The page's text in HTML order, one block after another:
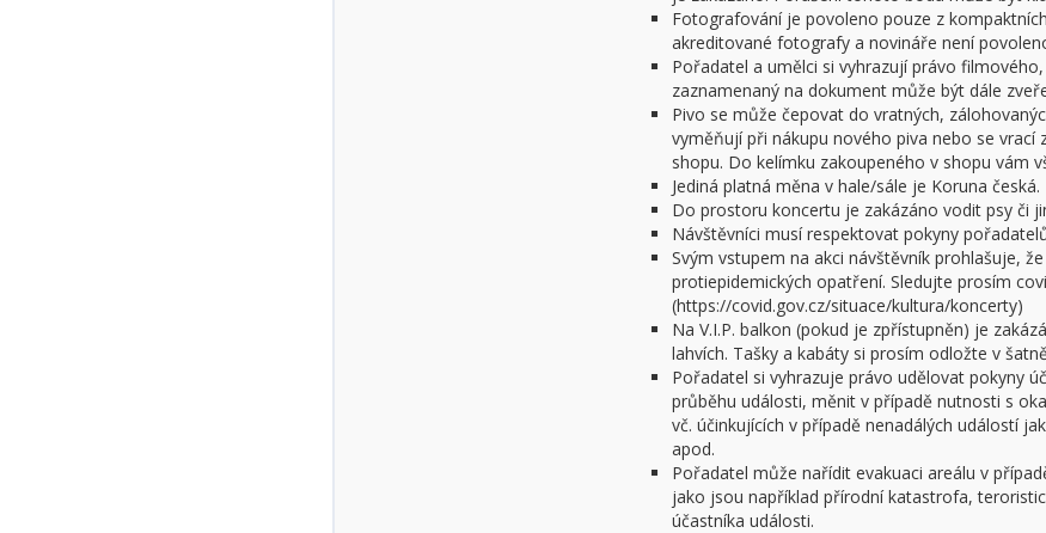
Fotografování je povoleno pouze z
akreditované fotografy a novináře není
Pořadatel a umělci si vyhrazují právo
zaznamenaný na dokument může být dále
Pivo se může čepovat do vratných,
vyměňují při nákupu nového piva nebo se
shopu. Do kelímku zakoupeného v shopu vám
Jediná platná měna v hale/sále je Koruna česká.
Do prostoru koncertu je zakázáno vodit psy či
Návštěvníci musí respektovat pokyny
Svým vstupem na akci návštěvník prohlašuje,
protiepidemických opatření. Sledujte prosím
(https://covid.gov.cz/situace/kultura/koncerty)
Na V.I.P. balkon (pokud je zpřístupněn) je
lahvích. Tašky a kabáty si prosím odložte v
Pořadatel si vyhrazuje právo udělovat pokyny
průběhu události, měnit v případě nutnosti s
vč. účinkujících v případě nenadálých událostí
apod.
Pořadatel může nařídit evakuaci areálu v
jako jsou například přírodní katastrofa,
účastníka události.